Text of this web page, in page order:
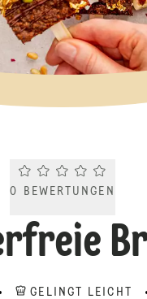
Current rating
0 BEWERTUNGEN
GELINGT LEICHT